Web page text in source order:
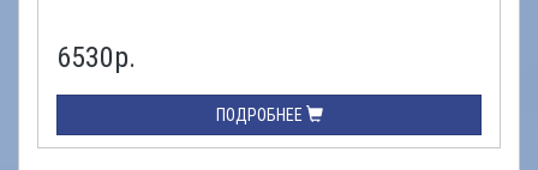
6530р.
ПОДРОБНЕЕ